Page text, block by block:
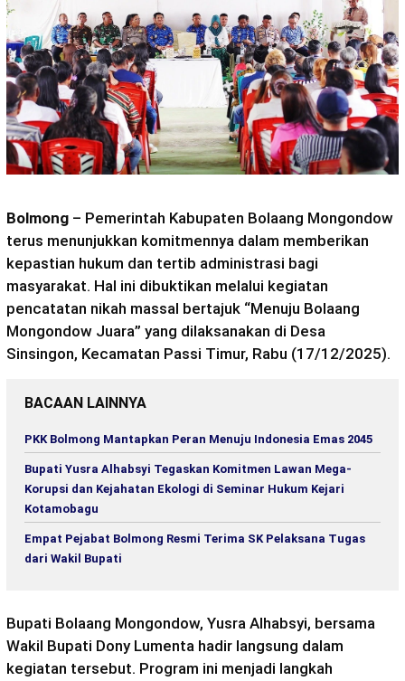
Bolmong – Pemerintah Kabupaten Bolaang Mongondow
terus menunjukkan komitmennya dalam memberikan
kepastian hukum dan tertib administrasi bagi
masyarakat. Hal ini dibuktikan melalui kegiatan
pencatatan nikah massal bertajuk “Menuju Bolaang
Mongondow Juara” yang dilaksanakan di Desa
Sinsingon, Kecamatan Passi Timur, Rabu (17/12/2025).
BACAAN LAINNYA
PKK Bolmong Mantapkan Peran Menuju Indonesia Emas 2045
Bupati Yusra Alhabsyi Tegaskan Komitmen Lawan Mega-
Korupsi dan Kejahatan Ekologi di Seminar Hukum Kejari
Kotamobagu
Empat Pejabat Bolmong Resmi Terima SK Pelaksana Tugas
dari Wakil Bupati
Bupati Bolaang Mongondow, Yusra Alhabsyi, bersama
Wakil Bupati Dony Lumenta hadir langsung dalam
kegiatan tersebut. Program ini menjadi langkah